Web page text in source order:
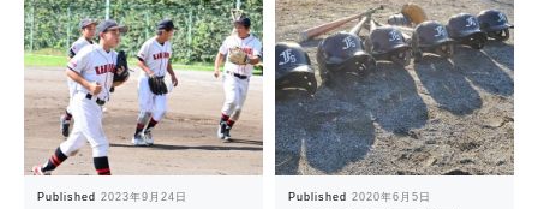
Published 2023年9月24日 Published 2020年6月5日